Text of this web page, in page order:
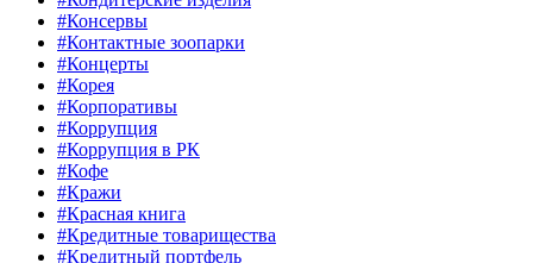
#Консервы
#Контактные зоопарки
#Концерты
#Корея
#Корпоративы
#Коррупция
#Коррупция в РК
#Кофе
#Кражи
#Красная книга
#Кредитные товарищества
#Кредитный портфель